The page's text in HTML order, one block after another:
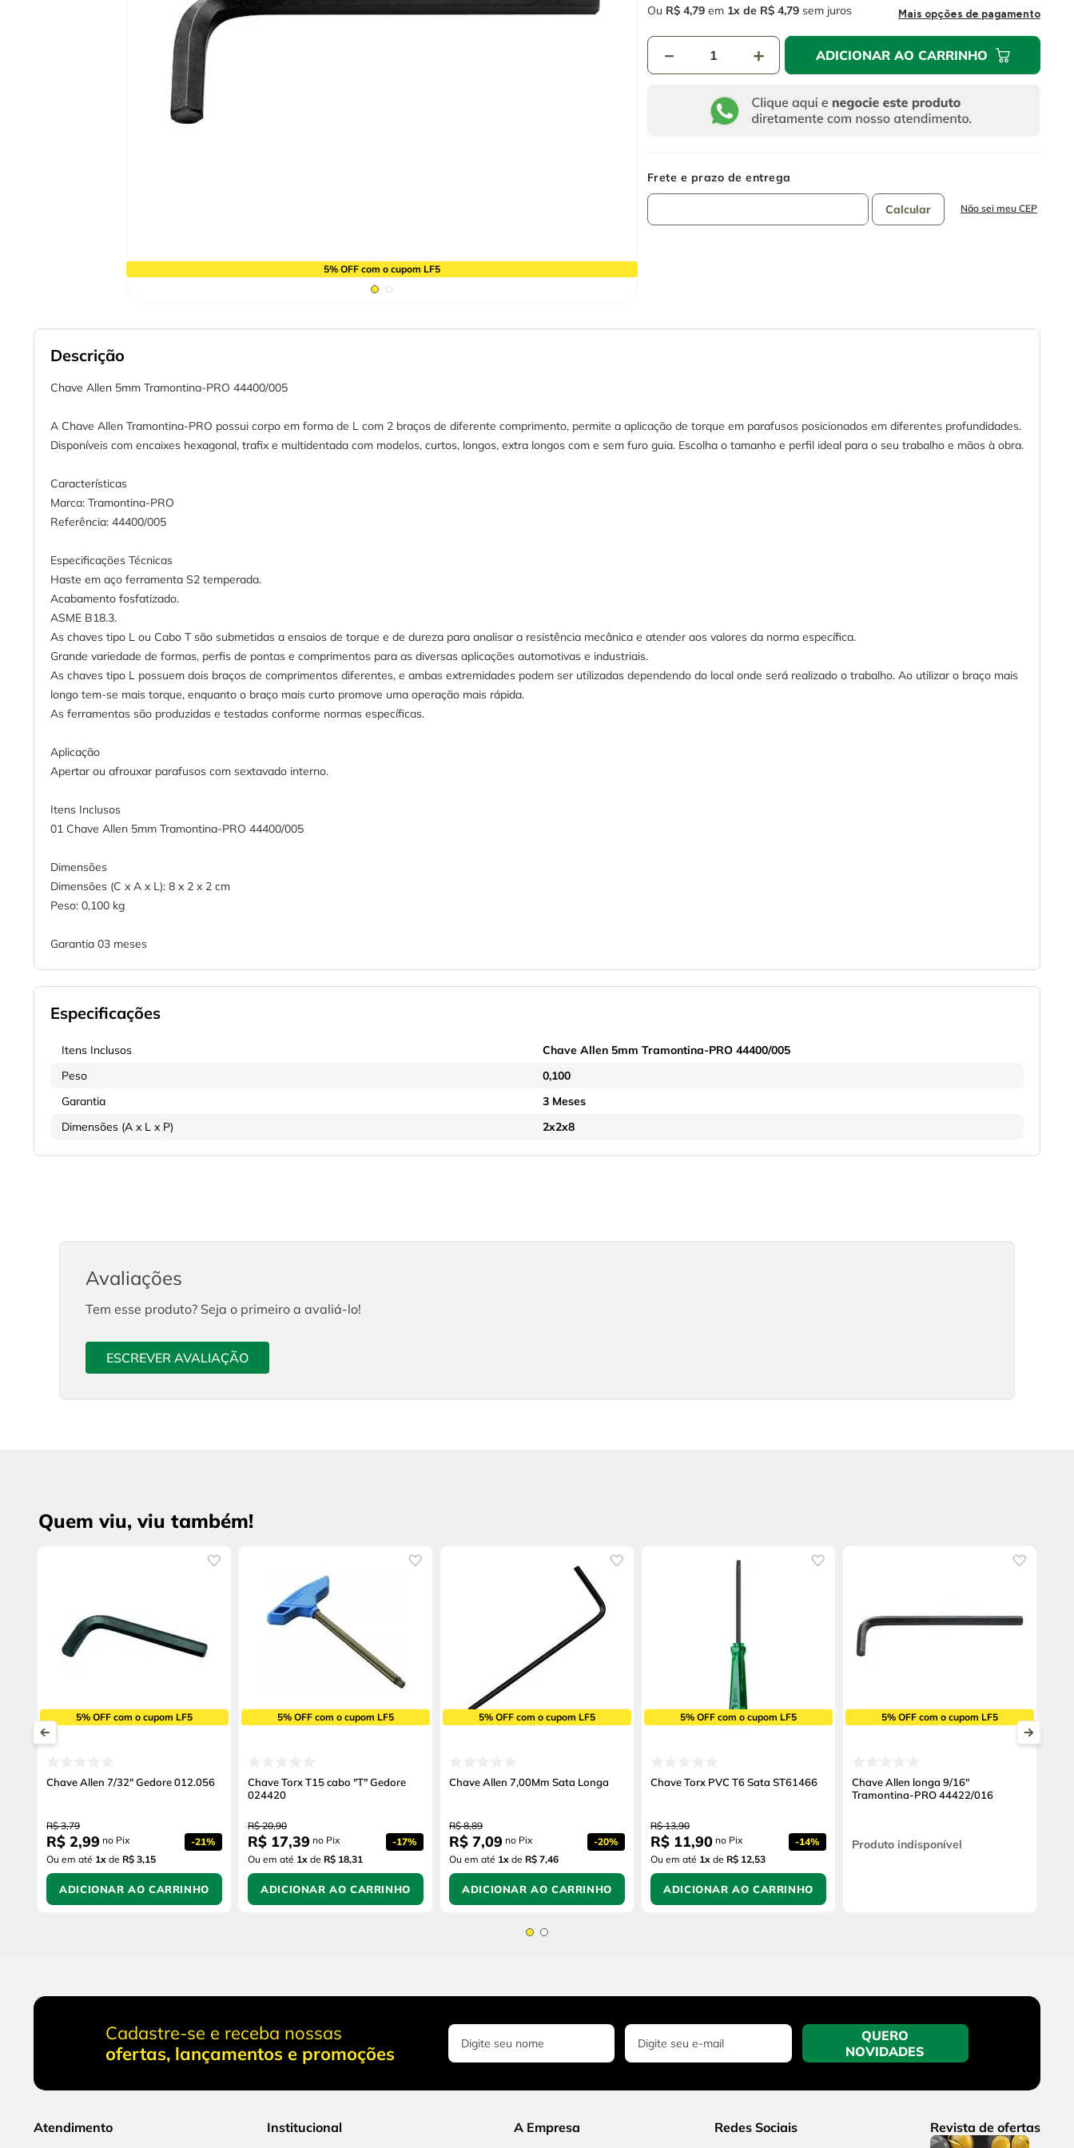
5% OFF com o cupom LF5
Ou R$ 4,79 em 1 R$ 4,79 sem juros Mais opções de pagamento
＋
－ ADICIONAR AO CARRINHO
Não sei meu CEP
Descrição
Chave Allen 5mm Tramontina-PRO 44400/005
A Chave Allen Tramontina-PRO possui corpo em forma de L com 2 braços de diferente comprimento, permite a aplicação de torque em parafusos posicionados em diferentes profundidades.
Disponíveis com encaixes hexagonal, trafix e multidentada com modelos, curtos, longos, extra longos com e sem furo guia. Escolha o tamanho e perfil ideal para o seu trabalho e mãos à obra.
Características
Marca: Tramontina-PRO
Referência: 44400/005
Especificações Técnicas
Haste em aço ferramenta S2 temperada.
Acabamento fosfatizado.
ASME B18.3.
As chaves tipo L ou Cabo T são submetidas a ensaios de torque e de dureza para analisar a resistência mecânica e atender aos valores da norma específica.
Grande variedade de formas, perfis de pontas e comprimentos para as diversas aplicações automotivas e industriais.
As chaves tipo L possuem dois braços de comprimentos diferentes, e ambas extremidades podem ser utilizadas dependendo do local onde será realizado o trabalho. Ao utilizar o braço mais
longo tem-se mais torque, enquanto o braço mais curto promove uma operação mais rápida.
As ferramentas são produzidas e testadas conforme normas específicas.
Aplicação
Apertar ou afrouxar parafusos com sextavado interno.
Itens Inclusos
01 Chave Allen 5mm Tramontina-PRO 44400/005
Dimensões
Dimensões (C x A x L): 8 x 2 x 2 cm
Peso: 0,100 kg
Garantia 03 meses
Especificações
Itens Inclusos
Chave Allen 5mm Tramontina-PRO 44400/005
Peso
0,100
Garantia
3 Meses
Dimensões (A x L x P)
2x2x8
Avaliações
Tem esse produto? Seja o primeiro a avaliá-lo!
ESCREVER AVALIAÇÃO
Quem viu, viu também!
5% OFF com o cupom LF5
Chave Allen 7/32" Gedore 012.056
R$ 3,79
R$ 2,99 no Pix -21%
Ou em até 1x de R$ 3,15
ADICIONAR AO CARRINHO
5% OFF com o cupom LF5
Chave Torx T15 cabo "T" Gedore
024420
R$ 20,90
R$ 17,39 no Pix -17%
Ou em até 1x de R$ 18,31
ADICIONAR AO CARRINHO
5% OFF com o cupom LF5
Chave Allen 7,00Mm Sata Longa
R$ 8,89
R$ 7,09 no Pix -20%
Ou em até 1x de R$ 7,46
ADICIONAR AO CARRINHO
5% OFF com o cupom LF5
Chave Torx PVC T6 Sata ST61466
R$ 13,90
R$ 11,90 no Pix -14%
Ou em até 1x de R$ 12,53
ADICIONAR AO CARRINHO
5% OFF com o cupom LF5
Chave Allen longa 9/16"
Tramontina-PRO 44422/016
Produto indisponível
Cadastre-se e receba nossas
ofertas, lançamentos e promoções
QUERO
NOVIDADES
Atendimento Institucional A Empresa Redes Sociais Revista de ofertas